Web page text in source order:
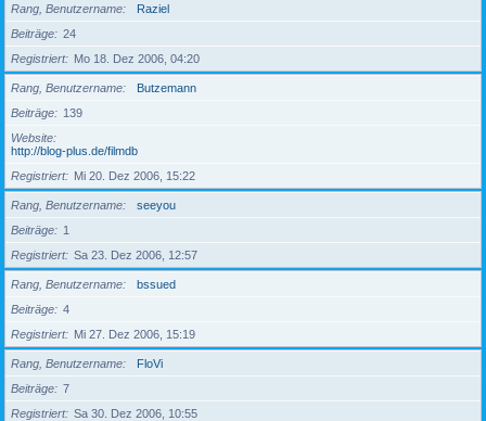
Rang, Benutzername
Raziel
Beiträge
24
Registriert
Mo 18. Dez 2006, 04:20
Rang, Benutzername
Butzemann
Beiträge
139
Website
http://blog-plus.de/filmdb
Registriert
Mi 20. Dez 2006, 15:22
Rang, Benutzername
seeyou
Beiträge
1
Registriert
Sa 23. Dez 2006, 12:57
Rang, Benutzername
bssued
Beiträge
4
Registriert
Mi 27. Dez 2006, 15:19
Rang, Benutzername
FloVi
Beiträge
7
Registriert
Sa 30. Dez 2006, 10:55